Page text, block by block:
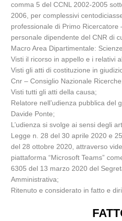
comma 5 del CCNL 2002-2005
2006, per complessivi
professionale di Primo Ricercatore
personale dipendente del CNR di
Macro Area Dipartimentale:
Visti il ricorso in appello e i relativi
Visti gli atti di costituzione in
Cnr – Consiglio Nazionale
Visti tutti gli atti della causa;
Relatore nell’udienza pubblica del
Davide Ponte;
L’udienza si svolge ai sensi degli
Legge n. 28 del 30 aprile 2020 e
del 28 ottobre 2020, attraverso
piattaforma “Microsoft Teams”
6305 del 13 marzo 2020 del
Amministrativa;
Ritenuto e considerato in fatto e